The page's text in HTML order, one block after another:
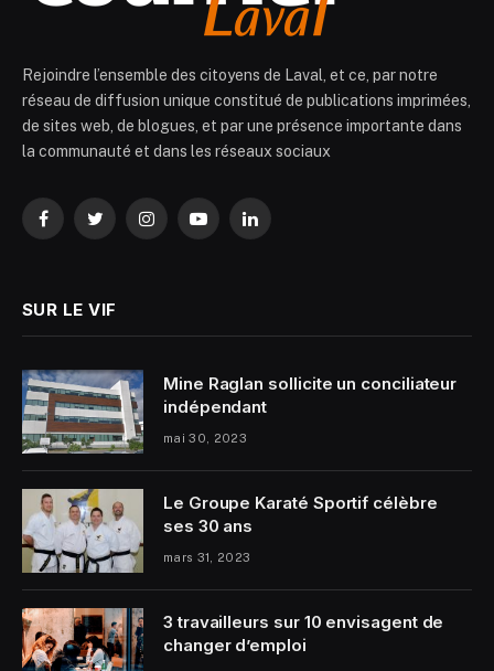
Rejoindre l’ensemble des citoyens de Laval, et ce, par notre
réseau de diffusion unique constitué de publications imprimées,
de sites web, de blogues, et par une présence importante dans
la communauté et dans les réseaux sociaux
FacebookTwitterInstagramYouTubeLinkedIn
SUR LE VIF
Mine Raglan sollicite un conciliateur
indépendant
mai 30, 2023
Le Groupe Karaté Sportif célèbre
ses 30 ans
mars 31, 2023
3 travailleurs sur 10 envisagent de
changer d’emploi